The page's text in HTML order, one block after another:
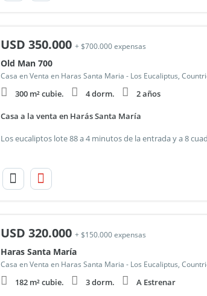
USD 350.000 + $700.000 expensas
Old Man 700
Casa en Venta en Haras Santa Maria - Los Eucaliptus,
300 m² cubie. 4 dorm. 2 años
Casa a la venta en Harás Santa María
USD 320.000 + $150.000 expensas
Haras Santa María
Casa en Venta en Haras Santa Maria - Los Eucaliptus,
182 m² cubie. 3 dorm. A Estrenar